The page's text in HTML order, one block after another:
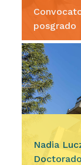
posgrado
La
de la
informa
encuentra
Ingresar
Nadia